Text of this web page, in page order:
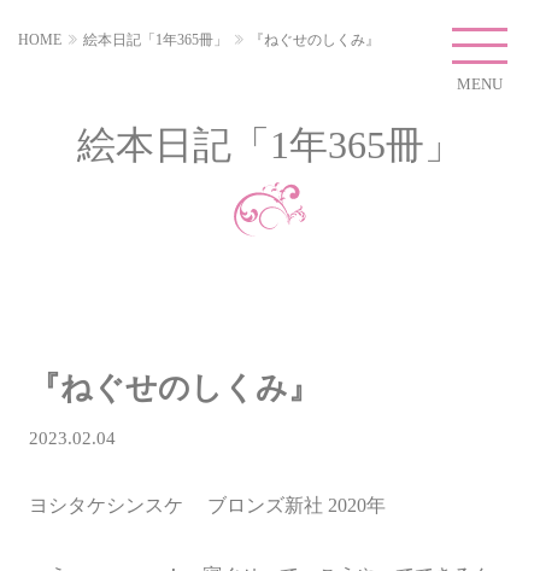
MENU
HOME 絵本日記「1年365冊」 『ねぐせのしくみ』
絵本日記「1年365冊」
『ねぐせのしくみ』
2023.02.04
ヨシタケシンスケ ブロンズ新社 2020年